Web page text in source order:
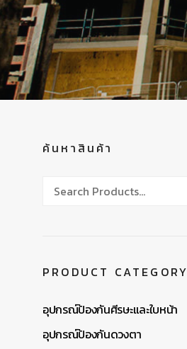
ค้นหาสินค้า
PRODUCT CATEGORY
อุปกรณ์ป้องกันศีรษะและใบหน้า
อุปกรณ์ป้องกันดวงตา